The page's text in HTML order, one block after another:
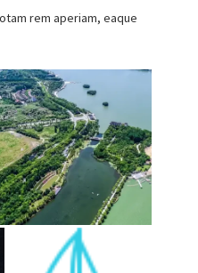
rem aperiam, eaque